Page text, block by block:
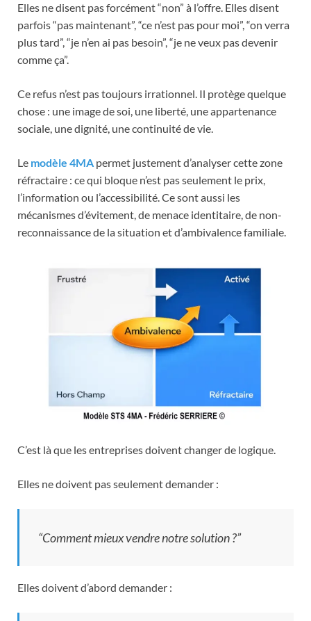
Elles ne disent pas forcément “non” à l’offre. Elles disent
parfois “pas maintenant”, “ce n’est pas pour moi”, “on verra
plus tard”, “je n’en ai pas besoin”, “je ne veux pas devenir
comme ça”.
Ce refus n’est pas toujours irrationnel. Il protège quelque
chose : une image de soi, une liberté, une appartenance
sociale, une dignité, une continuité de vie.
Le modèle 4MA permet justement d’analyser cette zone
réfractaire : ce qui bloque n’est pas seulement le prix,
l’information ou l’accessibilité. Ce sont aussi les
mécanismes d’évitement, de menace identitaire, de non-
reconnaissance de la situation et d’ambivalence familiale.
C’est là que les entreprises doivent changer de logique.
Elles ne doivent pas seulement demander :
“Comment mieux vendre notre solution ?”
Elles doivent d’abord demander :